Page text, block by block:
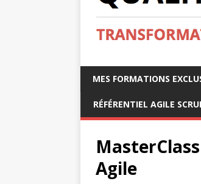
MES FORMATIONS
RÉFÉRENTIEL AGILE
Agile